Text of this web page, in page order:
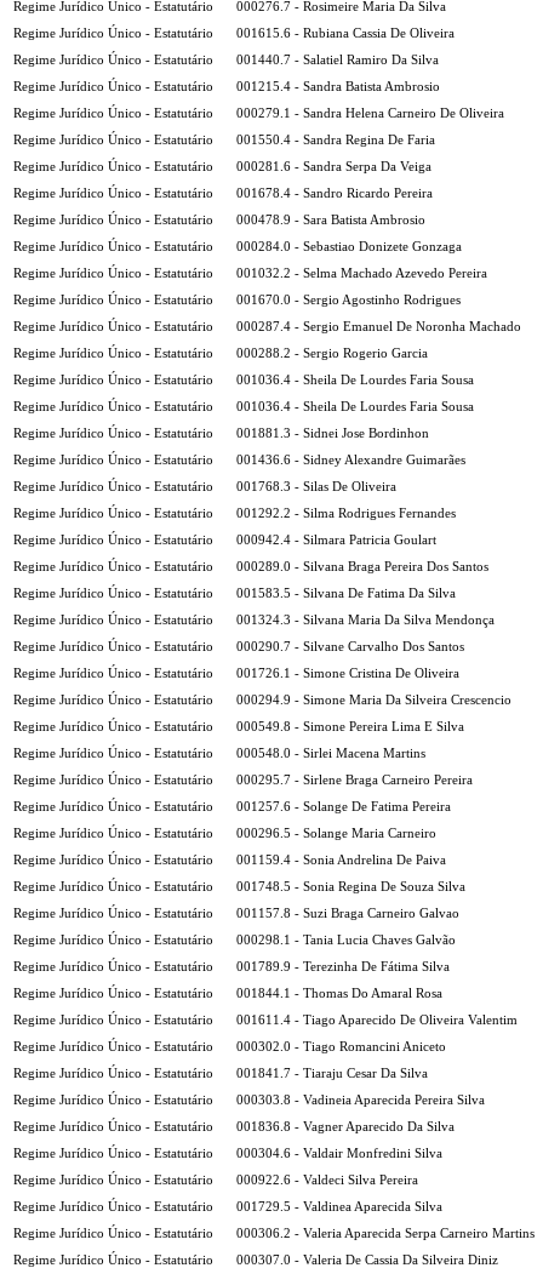
Regime Jurídico Único - Estatutário
000276.7 - Rosimeire Maria Da Silva
Regime Jurídico Único - Estatutário
001615.6 - Rubiana Cassia De Oliveira
Regime Jurídico Único - Estatutário
001440.7 - Salatiel Ramiro Da Silva
Regime Jurídico Único - Estatutário
001215.4 - Sandra Batista Ambrosio
Regime Jurídico Único - Estatutário
000279.1 - Sandra Helena Carneiro De Oliveira
Regime Jurídico Único - Estatutário
001550.4 - Sandra Regina De Faria
Regime Jurídico Único - Estatutário
000281.6 - Sandra Serpa Da Veiga
Regime Jurídico Único - Estatutário
001678.4 - Sandro Ricardo Pereira
Regime Jurídico Único - Estatutário
000478.9 - Sara Batista Ambrosio
Regime Jurídico Único - Estatutário
000284.0 - Sebastiao Donizete Gonzaga
Regime Jurídico Único - Estatutário
001032.2 - Selma Machado Azevedo Pereira
Regime Jurídico Único - Estatutário
001670.0 - Sergio Agostinho Rodrigues
Regime Jurídico Único - Estatutário
000287.4 - Sergio Emanuel De Noronha Machado
Regime Jurídico Único - Estatutário
000288.2 - Sergio Rogerio Garcia
Regime Jurídico Único - Estatutário
001036.4 - Sheila De Lourdes Faria Sousa
Regime Jurídico Único - Estatutário
001036.4 - Sheila De Lourdes Faria Sousa
Regime Jurídico Único - Estatutário
001881.3 - Sidnei Jose Bordinhon
Regime Jurídico Único - Estatutário
001436.6 - Sidney Alexandre Guimarães
Regime Jurídico Único - Estatutário
001768.3 - Silas De Oliveira
Regime Jurídico Único - Estatutário
001292.2 - Silma Rodrigues Fernandes
Regime Jurídico Único - Estatutário
000942.4 - Silmara Patricia Goulart
Regime Jurídico Único - Estatutário
000289.0 - Silvana Braga Pereira Dos Santos
Regime Jurídico Único - Estatutário
001583.5 - Silvana De Fatima Da Silva
Regime Jurídico Único - Estatutário
001324.3 - Silvana Maria Da Silva Mendonça
Regime Jurídico Único - Estatutário
000290.7 - Silvane Carvalho Dos Santos
Regime Jurídico Único - Estatutário
001726.1 - Simone Cristina De Oliveira
Regime Jurídico Único - Estatutário
000294.9 - Simone Maria Da Silveira Crescencio
Regime Jurídico Único - Estatutário
000549.8 - Simone Pereira Lima E Silva
Regime Jurídico Único - Estatutário
000548.0 - Sirlei Macena Martins
Regime Jurídico Único - Estatutário
000295.7 - Sirlene Braga Carneiro Pereira
Regime Jurídico Único - Estatutário
001257.6 - Solange De Fatima Pereira
Regime Jurídico Único - Estatutário
000296.5 - Solange Maria Carneiro
Regime Jurídico Único - Estatutário
001159.4 - Sonia Andrelina De Paiva
Regime Jurídico Único - Estatutário
001748.5 - Sonia Regina De Souza Silva
Regime Jurídico Único - Estatutário
001157.8 - Suzi Braga Carneiro Galvao
Regime Jurídico Único - Estatutário
000298.1 - Tania Lucia Chaves Galvão
Regime Jurídico Único - Estatutário
001789.9 - Terezinha De Fátima Silva
Regime Jurídico Único - Estatutário
001844.1 - Thomas Do Amaral Rosa
Regime Jurídico Único - Estatutário
001611.4 - Tiago Aparecido De Oliveira Valentim
Regime Jurídico Único - Estatutário
000302.0 - Tiago Romancini Aniceto
Regime Jurídico Único - Estatutário
001841.7 - Tiaraju Cesar Da Silva
Regime Jurídico Único - Estatutário
000303.8 - Vadineia Aparecida Pereira Silva
Regime Jurídico Único - Estatutário
001836.8 - Vagner Aparecido Da Silva
Regime Jurídico Único - Estatutário
000304.6 - Valdair Monfredini Silva
Regime Jurídico Único - Estatutário
000922.6 - Valdeci Silva Pereira
Regime Jurídico Único - Estatutário
001729.5 - Valdinea Aparecida Silva
Regime Jurídico Único - Estatutário
000306.2 - Valeria Aparecida Serpa Carneiro Martins
Regime Jurídico Único - Estatutário
000307.0 - Valeria De Cassia Da Silveira Diniz